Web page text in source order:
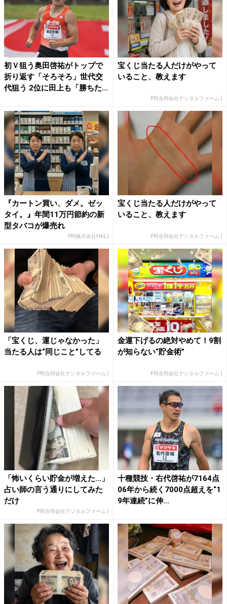
初Ｖ狙う奥田啓祐がトップで
折り返す「そろそろ」世代交
代狙う 2位に田上も「勝ちた...
宝くじ当たる人だけがやって
いること、教えます
PR(合同会社デジタルファーム )
『カートン買い、ダメ。ゼッ
タイ。』年間11万円節約の新
型タバコが爆売れ
PR(株式会社HAL)
宝くじ当たる人だけがやって
いること、教えます
PR(合同会社デジタルファーム )
「宝くじ、運じゃなかった」
当たる人は“同じこと”してる
PR(合同会社デジタルファーム )
金運下げるの絶対やめて！9割
が知らない“貯金術”
PR(合同会社デジタルファーム )
「怖いくらい貯金が増えた…」
占い師の言う通りにしてみた
だけ
PR(合同会社デジタルファーム )
十種競技・右代啓祐が7164点
06年から続く7000点超えを“1
9年連続”に伸...